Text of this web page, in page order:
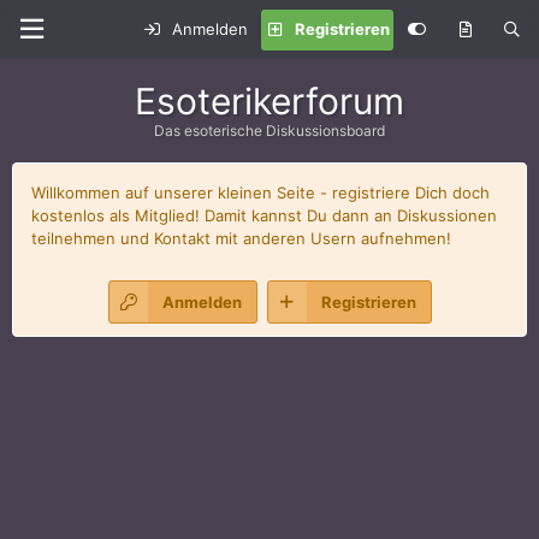
Anmelden Registrieren
Esoterikerforum
Das esoterische Diskussionsboard
Willkommen auf unserer kleinen Seite - registriere Dich doch
kostenlos als Mitglied! Damit kannst Du dann an Diskussionen
teilnehmen und Kontakt mit anderen Usern aufnehmen!
Anmelden Registrieren